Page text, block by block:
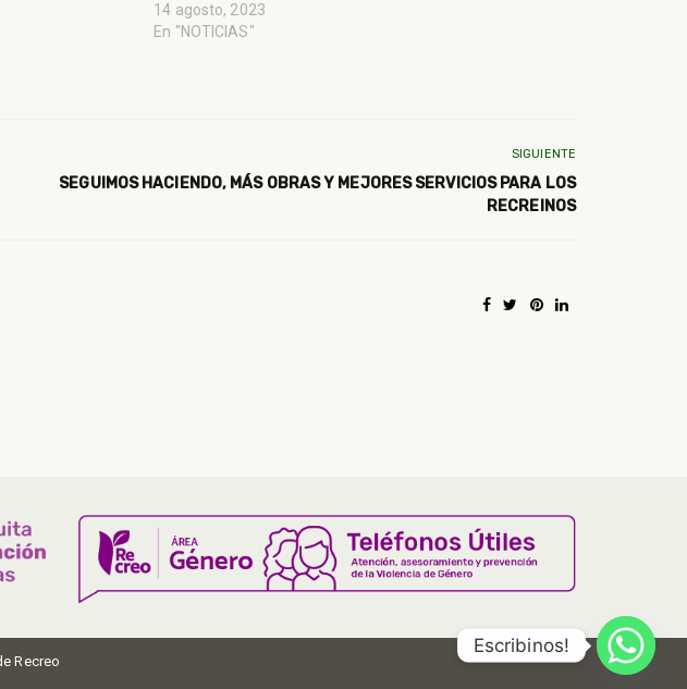
14 agosto, 2023
En "NOTICIAS"
SIGUIENTE
SEGUIMOS HACIENDO, MÁS OBRAS Y MEJORES SERVICIOS PARA LOS
RECREINOS
Recreo
Escribinos!